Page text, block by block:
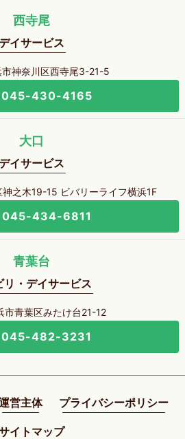
西寺尾
デイサービス
市神奈川区西寺尾3-21-5
045-430-4165
大口
デイサービス
神之木19-15 ビバリーライフ横浜1F
045-434-6811
青葉台
リ・デイサービス
市青葉区みたけ台21-12
045-482-3231
営主体 プライバシーポリシー
イトマップ